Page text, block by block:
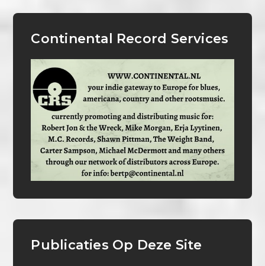
Continental Record Services
Publicaties Op Deze Site